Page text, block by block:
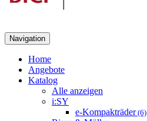
Navigation
Home
Angebote
Katalog
Alle anzeigen
i:SY
e-Kompakträder(6)